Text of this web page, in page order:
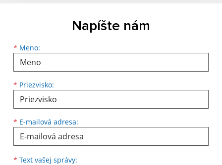
Napíšte nám
* Meno:
Meno
* Priezvisko:
Priezvisko
* E-mailová adresa:
E-mailová adresa
* Text vašej správy: